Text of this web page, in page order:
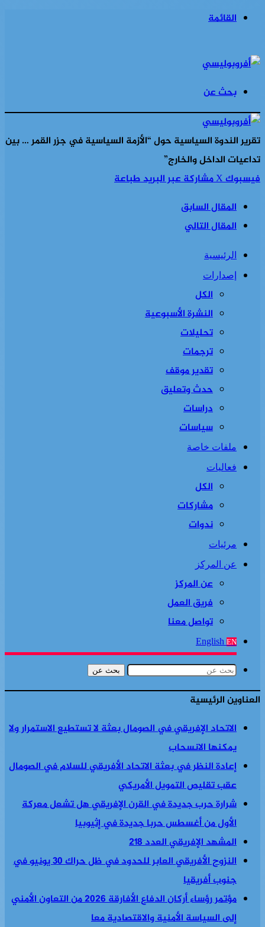
القائمة
بحث عن
تقرير الندوة السياسية حول “الأزمة السياسية في جزر القمر … بين
تداعيات الداخل والخارج”
فيسبوك‫Xمشاركة عبر البريدطباعة
المقال السابق
المقال التالي
الرئيسية
إصدارات
الكل
النشرة الأسبوعية
تحليلات
ترجمات
تقدير موقف
حدث وتعليق
دراسات
سياسات
ملفات خاصة
فعاليات
الكل
مشاركات
ندوات
مرئيات
عن المركز
عن المركز
فريق العمل
تواصل معنا
English EN
بحث عن
العناوين الرئيسية
الاتحاد الإفريقي في الصومال بعثة لا تستطيع الاستمرار ولا
يمكنها الانسحاب
إعادة النظر في بعثة الاتحاد الأفريقي للسلام في الصومال
عقب تقليص التمويل الأمريكي
شرارة حرب جديدة في القرن الإفريقي هل تشعل معركة
الأول من أغسطس حربا جديدة في إثيوبيا
المشهد الإفريقي العدد 218
النزوح الأفريقي العابر للحدود في ظل حراك 30 يونيو في
جنوب أفريقيا
مؤتمر رؤساء أركان الدفاع الأفارقة 2026 من التعاون الأمني
إلى السياسة الأمنية والاقتصادية معا